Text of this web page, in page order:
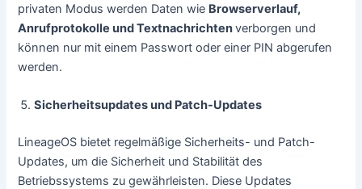
privaten Modus werden Daten wie Browserverlauf,
Anrufprotokolle und Textnachrichtenverborgen und
können nur mit einem Passwort oder einer PIN abgerufen
werden.
Sicherheitsupdates und Patch-Updates
LineageOS bietet regelmäßige Sicherheits- und Patch-
Updates, um die Sicherheit und Stabilität des
Betriebssystems zu gewährleisten. Diese Updates